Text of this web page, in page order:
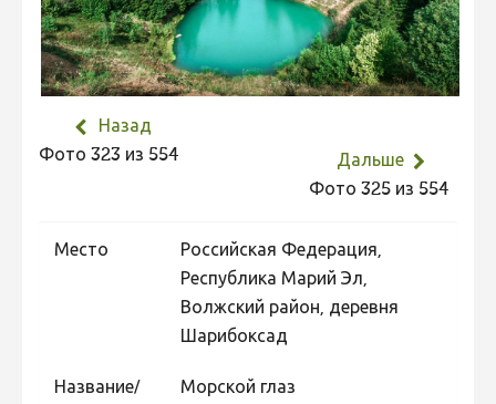
Фотоконкурс 2023
Не учитываются 2023
Фотоконкурс 2021
Фотоконкурс 2020
Назад
Фото 323 из 554
Дальше
Фото 325 из 554
Место
Российская Федерация,
Республика Марий Эл,
Волжский район, деревня
Шарибоксад
Название/
Морской глаз